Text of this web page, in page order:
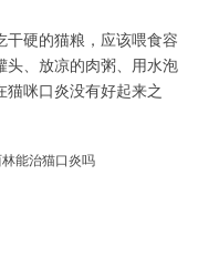
干硬的猫粮，应该喂食容
头、放凉的肉粥、用水泡
猫咪口炎没有好起来之
林能治猫口炎吗